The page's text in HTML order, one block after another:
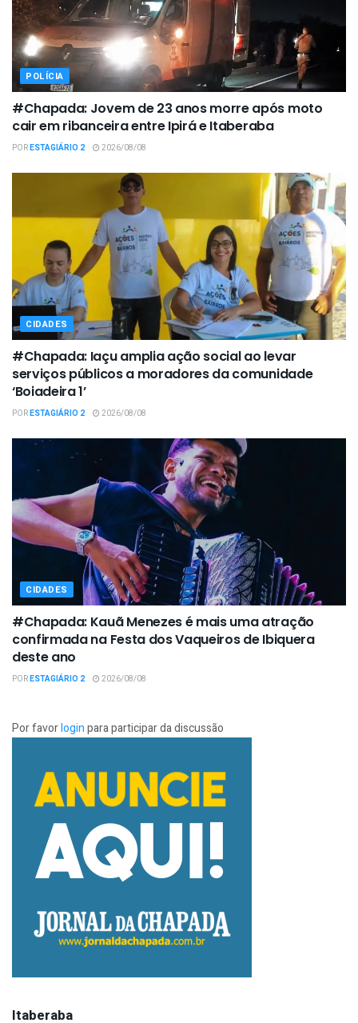
POLÍCIA
#Chapada: Jovem de 23 anos morre após moto
cair em ribanceira entre Ipirá e Itaberaba
PORESTAGIÁRIO 2 2026/08/08
CIDADES
#Chapada: Iaçu amplia ação social ao levar
serviços públicos a moradores da comunidade
‘Boiadeira 1’
PORESTAGIÁRIO 2 2026/08/08
CIDADES
#Chapada: Kauã Menezes é mais uma atração
confirmada na Festa dos Vaqueiros de Ibiquera
deste ano
PORESTAGIÁRIO 2 2026/08/08
Por favorloginpara participar da discussão
Itaberaba